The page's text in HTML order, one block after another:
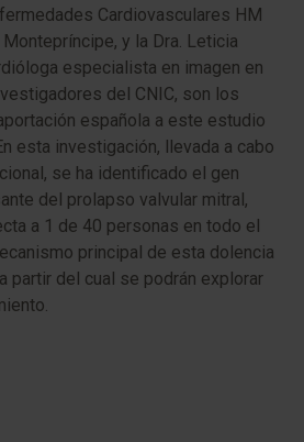
Cardiovasculares HM
y la Dra. Leticia
especialista en imagen en
del CNIC, son los
española a este estudio
esta investigación, llevada a cabo
se ha identificado el gen
del prolapso valvular mitral,
a 1 de 40 personas en todo el
principal de esta dolencia
partir del cual se podrán explorar